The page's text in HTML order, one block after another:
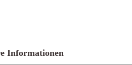
Informationen